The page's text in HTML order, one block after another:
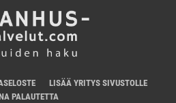
LISÄÄ YRITYS SIVUSTOLLE
PALAUTETTA